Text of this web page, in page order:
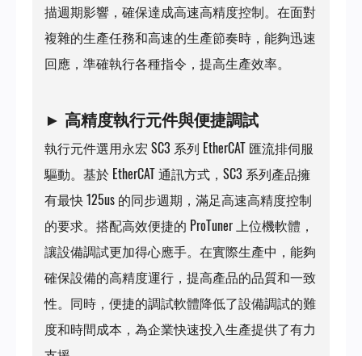
描週期影響，確保達成高速高精度控制。在面對
複雜的生產任務和高速的生產節奏時，能夠迅速
回應，準確執行各種指令，提高生產效率。
► 高精度執行元件與便捷調試
執行元件選用永宏 SC3 系列 EtherCAT 匯流排伺服
驅動。基於 EtherCAT 通訊方式，SC3 系列產品擁
有最快 125us 的同步週期，滿足高速高精度控制
的要求。搭配高效便捷的 ProTuner 上位機軟體，
讓設備調試更加得心應手。在實際生產中，能夠
確保設備的高精度運行，提高產品的品質和一致
性。同時，便捷的調試軟體降低了設備調試的難
度和時間成本，為企業快速投入生產提供了有力